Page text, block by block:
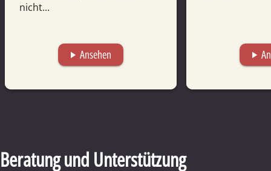
nicht...
play_arrow Ansehen play_arrow
Beratung und Unterstützung